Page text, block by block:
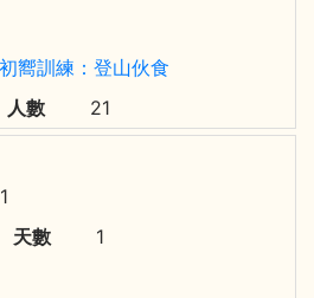
嚮訓練：登山伙食
21
1